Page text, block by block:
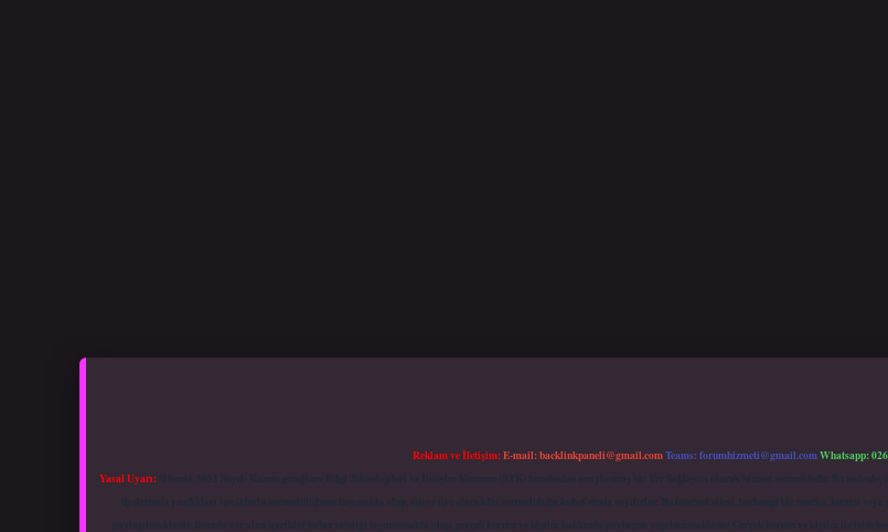
Reklam ve İletişim:E-mail:backlinkpaneli@gmail.comTeams:forumhizmeti@gmail.comWhatsapp:
Yasal Uyarı:Sitemiz, 5651 Sayılı Kanun gereğince Bilgi Teknolojileri ve İletişim Kurumu (BTK) tarafından onaylanmış bir Yer Sağlayıcı olarak hizmet vermektedir. Bu